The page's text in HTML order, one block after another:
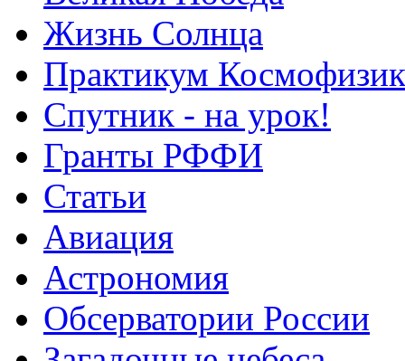
Жизнь Солнца
Практикум
Спутник - на урок!
Гранты РФФИ
Статьи
Авиация
Астрономия
Обсерватории России